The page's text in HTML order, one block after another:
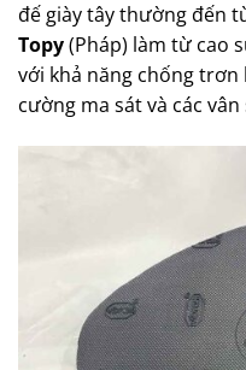
đế giày tây thường đến
Topy(Pháp) làm từ cao
với khả năng chống
cường ma sát và các